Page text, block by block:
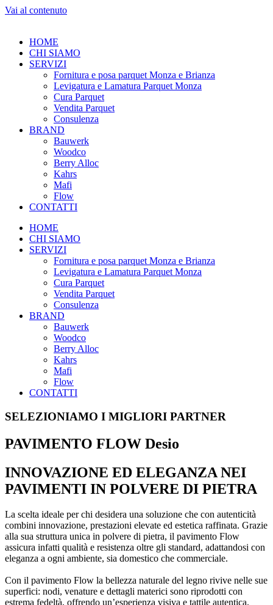
Vai al contenuto
HOME
CHI SIAMO
SERVIZI
Fornitura e posa parquet Monza e Brianza
Levigatura e Lamatura Parquet Monza
Cura Parquet
Vendita Parquet
Consulenza
BRAND
Bauwerk
Woodco
Berry Alloc
Kahrs
Mafi
Flow
CONTATTI
HOME
CHI SIAMO
SERVIZI
Fornitura e posa parquet Monza e Brianza
Levigatura e Lamatura Parquet Monza
Cura Parquet
Vendita Parquet
Consulenza
BRAND
Bauwerk
Woodco
Berry Alloc
Kahrs
Mafi
Flow
CONTATTI
SELEZIONIAMO I MIGLIORI PARTNER
PAVIMENTO FLOW Desio
INNOVAZIONE ED ELEGANZA NEI
PAVIMENTI IN POLVERE DI PIETRA
La scelta ideale per chi desidera una soluzione che con autenticità
combini innovazione, prestazioni elevate ed estetica raffinata. Grazie
alla sua struttura unica in polvere di pietra, il pavimento Flow
assicura infatti qualità e resistenza oltre gli standard, adattandosi con
eleganza a ogni ambiente, sia domestico che commerciale.
Con il pavimento Flow la bellezza naturale del legno rivive nelle sue
superfici: nodi, venature e dettagli materici sono riprodotti con
estrema fedeltà, offrendo un’esperienza visiva e tattile autentica.